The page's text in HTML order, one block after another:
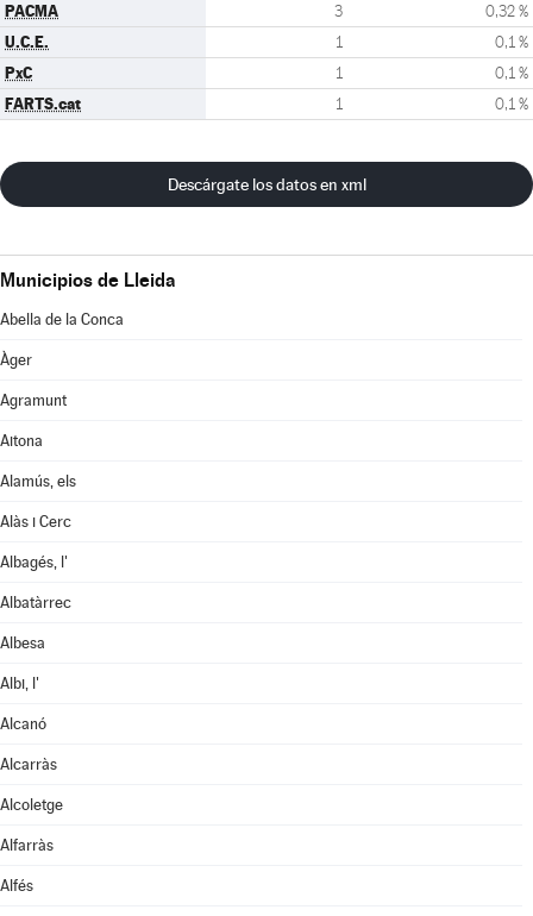
PACMA 3 0,32 %
U.C.E. 1 0,1 %
PxC 1 0,1 %
FARTS.cat 1 0,1 %
Descárgate los datos en xml
Municipios de Lleida
Abella de la Conca
Àger
Agramunt
Aitona
Alamús, els
Alàs i Cerc
Albagés, l'
Albatàrrec
Albesa
Albi, l'
Alcanó
Alcarràs
Alcoletge
Alfarràs
Alfés